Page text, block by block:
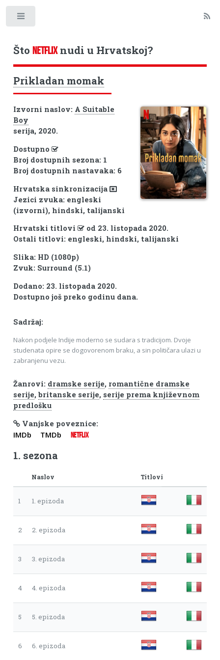
Što NETFLIXnudi u Hrvatskoj?
Prikladan momak
Izvorni naslov: A Suitable
Boy
serija, 2020.
Dostupno
Broj dostupnih sezona: 1
Broj dostupnih nastavaka: 6
Hrvatska sinkronizacija
Jezici zvuka: engleski
(izvorni), hindski, talijanski
Hrvatski titlovi
od 23. listopada 2020.
Ostali titlovi: engleski, hindski, talijanski
Slika: HD (1080p)
Zvuk: Surround (5.1)
Dodano: 23. listopada 2020.
Dostupno još preko godinu dana.
Sadržaj:
Nakon podjele Indije moderno se sudara s tradicijom. Dvoje
studenata opire se dogovorenom braku, a sin političara ulazi u
zabranjenu vezu.
Žanrovi: dramske serije, romantične dramske
serije, britanske serije, serije prema književnom
predlošku
Vanjske poveznice:
IMDb TMDb NETFLIX
1. sezona
Naslov Titlovi
1 1. epizoda
2 2. epizoda
3 3. epizoda
4 4. epizoda
5 5. epizoda
6 6. epizoda